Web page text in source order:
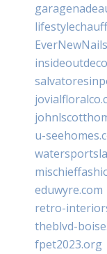
u-
eduwyre.com
retro-
theblvd-
fpet2023.org